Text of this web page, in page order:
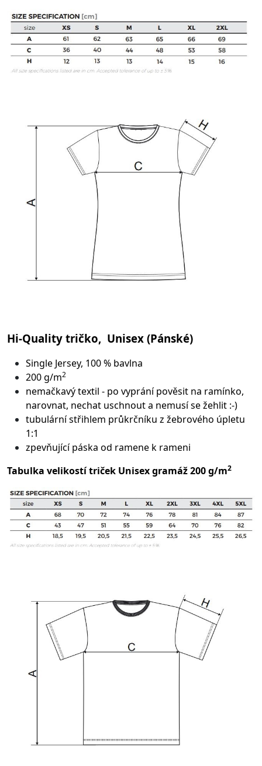
Hi-Quality tričko, Unisex (Pánské)
Single Jersey, 100 % bavlna
200 g/m2
nemačkavý textil - po vyprání pověsit na ramínko,
narovnat, nechat uschnout a nemusí se žehlit :-)
tubulární střihlem průkrčníku z žebrového úpletu
1:1
zpevňující páska od ramene k rameni
Tabulka velikostí triček Unisex gramáž 200 g/m2